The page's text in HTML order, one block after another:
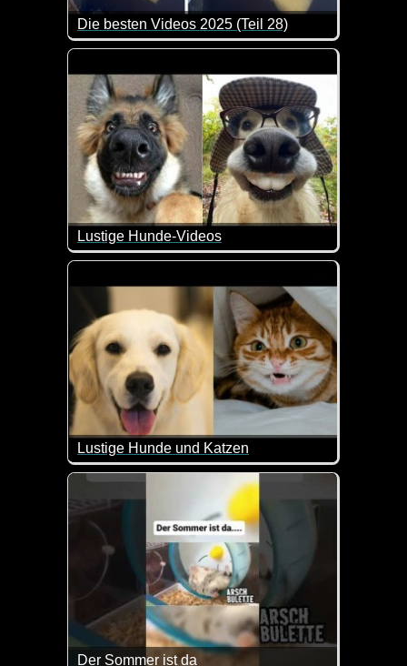
Die besten Videos 2025 (Teil 28)
Eine tolle Zusammenstellung von lustigen
Lustige Hunde-Videos
Es gibt nicht nur lustige Katzen, sondern auch
Lustige Hunde und Katzen
Hunde und Katzen sind immer wieder für einen
Der Sommer ist da